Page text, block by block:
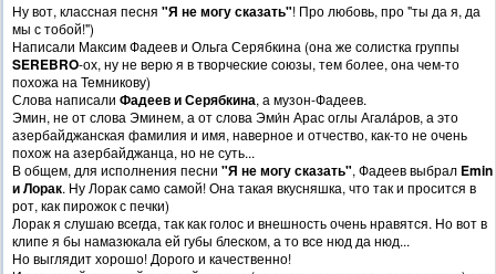
Ну вот, классная песня "Я не могу сказать"! Про любовь, про "ты да я, да
мы с тобой!")
Написали Максим Фадеев и Ольга Серябкина (она же солистка группы
SEREBRO-ох, ну не верю я в творческие союзы, тем более, она чем-то
похожа на Темникову)
Слова написали Фадеев и Серябкина, а музон-Фадеев.
Эмин, не от слова Эминем, а от слова Эми́н Арас оглы Агала́ров, а это
азербайджанская фамилия и имя, наверное и отчество, как-то не очень
похож на азербайджанца, но не суть...
В общем, для исполнения песни "Я не могу сказать", Фадеев выбрал Emin
и Лорак. Ну Лорак само самой! Она такая вкусняшка, что так и просится в
рот, как пирожок с печки)
Лорак я слушаю всегда, так как голос и внешность очень нравятся. Но вот в
клипе я бы намазюкала ей губы блеском, а то все нюд да нюд...
Но выглядит хорошо! Дорого и качественно!